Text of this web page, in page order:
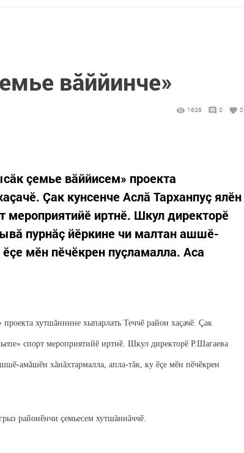
вăййинче»
1638 0 0
çемье вăййисем» проекта
Çак кунсенче Аслă Тарханпуç ялӗн
мероприятийӗ иртнӗ. Шкул директорӗ
пурнăç йӗркине чи малтан ашшӗ-
мӗн пӗчӗкрен пуçламалла. Аса
хутшăннине хыпарлать Теччӗ район хаçачӗ. Çак
спорт мероприятийӗ иртнӗ. Шкул директорӗ Р.Шагаева
амăшӗн хăнăхтармалла, апла-тăк, ку ӗçе мӗн пӗчӗкрен
районӗнчи çемьесем хутшăннăччӗ.